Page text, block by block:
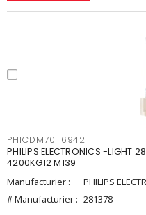
PHICDM70T6942
PHILIPS ELECTRONICS -LIGHT
4200KG12 M139
Manufacturier :
PHILIPS
# Manufacturier : 281378